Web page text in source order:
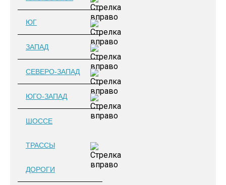
ЮГ
ЗАПАД
СЕВЕРО-ЗАПАД
ЮГО-ЗАПАД
ШОССЕ
ТРАССЫ
ДОРОГИ